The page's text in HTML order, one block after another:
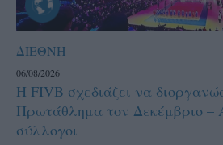
ΔΙΕΘΝΗ
06/08/2026
Η FIVB σχεδιάζει να
Πρωτάθλημα τον Δεκέμβριο –
σύλλογοι